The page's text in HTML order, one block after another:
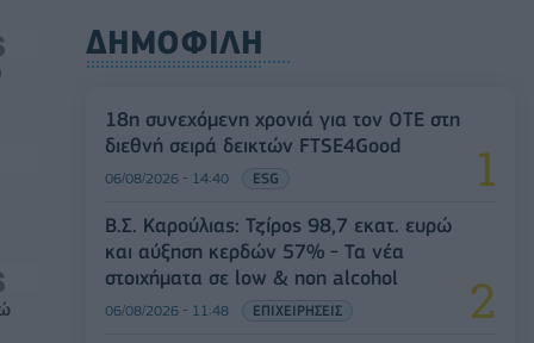
ΔΗΜΟΦΙΛΗ
18η συνεχόμενη χρονιά για τον ΟΤΕ στη
διεθνή σειρά δεικτών FTSE4Good
06/08/2026 - 14:40 ESG
Β.Σ. Καρούλιας: Τζίρος 98,7 εκατ. ευρώ
και αύξηση κερδών 57% - Τα νέα
στοιχήματα σε low & non alcohol
06/08/2026 - 11:48 ΕΠΙΧΕΙΡΗΣΕΙΣ